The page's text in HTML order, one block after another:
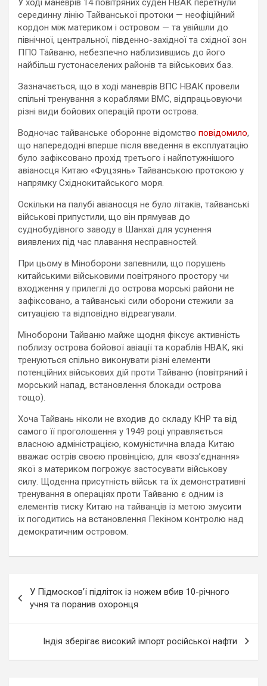
У ході маневрів 14 повітряних суден НВАК перетнули
серединну лінію Тайванської протоки — неофіційний
кордон між материком і островом — та увійшли до
північної, центральної, південно-західної та східної зон
ППО Тайваню, небезпечно наблизившись до його
найбільш густонаселених районів та військових баз.
Зазначається, що в ході маневрів ВПС НВАК провели
спільні тренування з кораблями ВМС, відпрацьовуючи
різні види бойових операцій проти острова.
Водночас тайванське оборонне відомство повідомило,
що напередодні вперше після введення в експлуатацію
було зафіксовано прохід третього і найпотужнішого
авіаносця Китаю «Фуцзянь» Тайванською протокою у
напрямку Східнокитайського моря.
Оскільки на палубі авіаносця не було літаків, тайванські
військові припустили, що він прямував до
суднобудівного заводу в Шанхаї для усунення
виявлених під час плавання несправностей.
При цьому в Міноборони запевнили, що порушень
китайськими військовими повітряного простору чи
входження у прилеглі до острова морські райони не
зафіксовано, а тайванські сили оборони стежили за
ситуацією та відповідно відреагували.
Міноборони Тайваню майже щодня фіксує активність
поблизу острова бойової авіації та кораблів НВАК, які
тренуються спільно виконувати різні елементи
потенційних військових дій проти Тайваню (повітряний і
морський напад, встановлення блокади острова
тощо).
Хоча Тайвань ніколи не входив до складу КНР та від
самого її проголошення у 1949 році управляється
власною адміністрацією, комуністична влада Китаю
вважає острів своєю провінцією, для «возз’єднання»
якої з материком погрожує застосувати військову
силу. Щоденна присутність військ та їх демонстративні
тренування в операціях проти Тайваню є одним із
елементів тиску Китаю на тайванців із метою змусити
їх погодитись на встановлення Пекіном контролю над
демократичним островом.
по
записям
У Підмосков’ї підліток із ножем вбив 10-річного
учня та поранив охоронця
Індія зберігає високий імпорт російської нафти